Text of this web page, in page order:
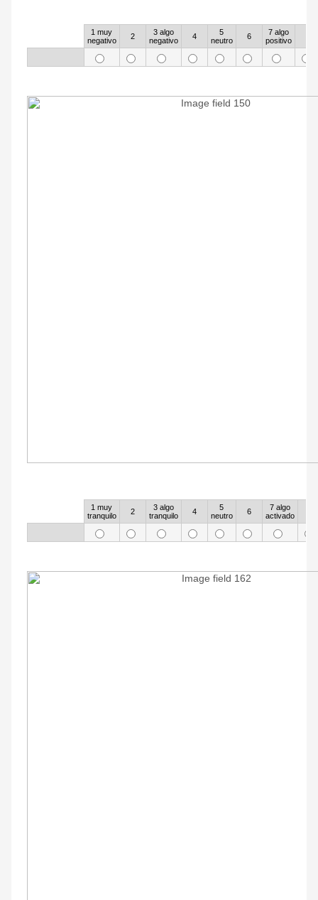
1 muy
negativo
2
3 algo
negativo
4
5
neutro
6
7 algo
positivo
1 muy
tranquilo
2
3 algo
tranquilo
4
5
neutro
6
7 algo
activado